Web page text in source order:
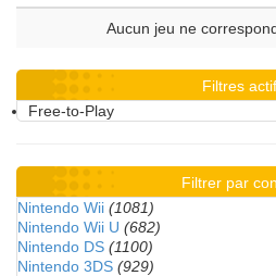
Aucun jeu ne
Filtres
Free-to-Play
Filtrer par
Nintendo Wii (1081)
Nintendo Wii U (682)
Nintendo DS (1100)
Nintendo 3DS (929)